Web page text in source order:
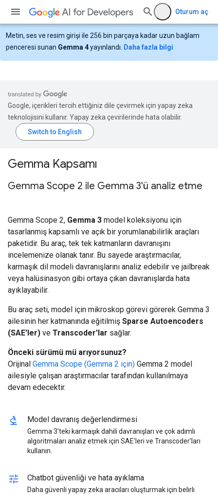
Oturum aç
Metin, ses ve resim girişi ile 256 bin parçaya kadar uzun bağlam
penceresi sunan Gemma 4yayınlandı. Daha fazla bilgi
Google, içerikleri tercih ettiğiniz dile çevirmek için yapay zeka
teknolojisini kullanır. Yapay zeka çevirilerinde hata olabilir.
Gemma Kapsamı
Gemma Scope 2 ile Gemma 3'ü analiz etme
Gemma Scope 2, Gemma 3 model koleksiyonu için
tasarlanmış kapsamlı ve açık bir yorumlanabilirlik araçları
paketidir. Bu araç, tek tek katmanların davranışını
incelemenize olanak tanır. Bu sayede araştırmacılar,
karmaşık dil modeli davranışlarını analiz edebilir ve jailbreak
veya halüsinasyon gibi ortaya çıkan davranışlarda hata
ayıklayabilir.
Bu araç seti, model için mikroskop görevi görerek Gemma 3
ailesinin her katmanında eğitilmiş Sparse Autoencoders
(SAE'ler) ve Transcoder'lar sağlar.
Önceki sürümü mü arıyorsunuz?
Orijinal Gemma Scope (Gemma 2 için) Gemma 2 model
ailesiyle çalışan araştırmacılar tarafından kullanılmaya
devam edecektir.
biotech Model davranış değerlendirmesi
Gemma 3'teki karmaşık dahili davranışları ve çok adımlı
algoritmaları analiz etmek için SAE'leri ve Transcoder'ları
kullanın.
tune Chatbot güvenliği ve hata ayıklama
Daha güvenli yapay zeka aracıları oluşturmak için belirli